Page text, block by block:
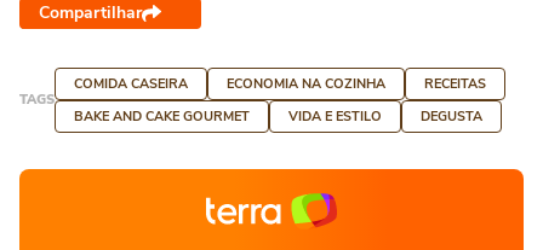
Compartilhar
TAGS
COMIDA CASEIRA ECONOMIA NA COZINHA
RECEITAS
BAKE AND CAKE GOURMET
VIDA E ESTILO DEGUSTA